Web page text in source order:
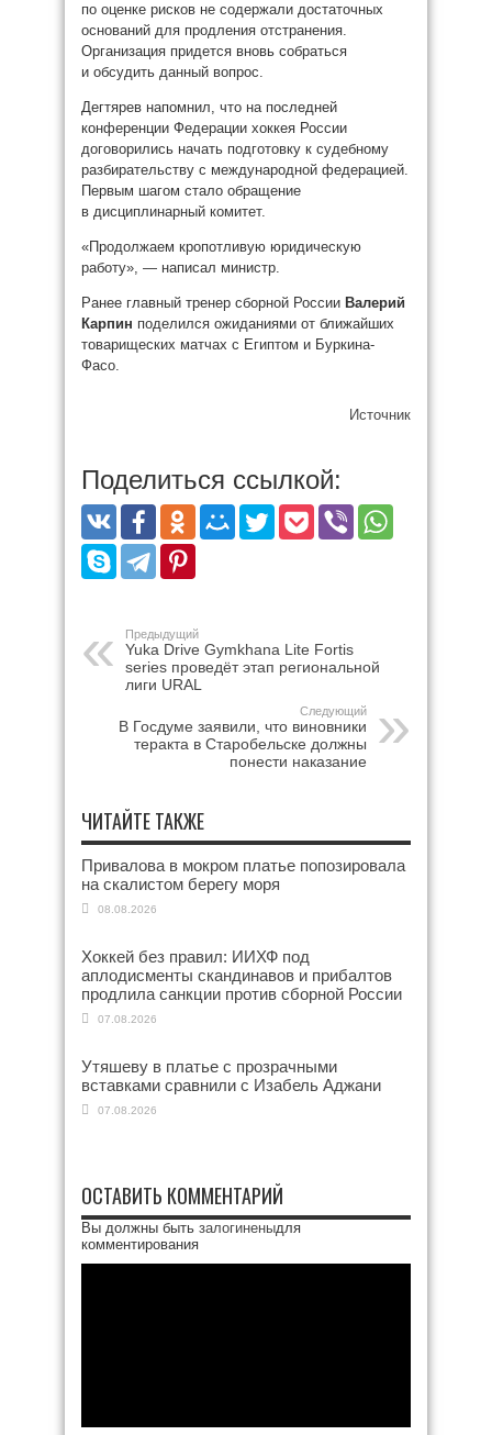
по оценке рисков не содержали достаточных
оснований для продления отстранения.
Организация придется вновь собраться
и обсудить данный вопрос.
Дегтярев напомнил, что на последней
конференции Федерации хоккея России
договорились начать подготовку к судебному
разбирательству с международной федерацией.
Первым шагом стало обращение
в дисциплинарный комитет.
«Продолжаем кропотливую юридическую
работу», — написал министр.
Ранее главный тренер сборной России Валерий
Карпин поделился ожиданиями от ближайших
товарищеских матчах с Египтом и Буркина-
Фасо.
Источник
Поделиться ссылкой:
Предыдущий
Yuka Drive Gymkhana Lite Fortis
series проведёт этап региональной
лиги URAL
Следующий
В Госдуме заявили, что виновники
теракта в Старобельске должны
понести наказание
ЧИТАЙТЕ ТАКЖЕ
Привалова в мокром платье попозировала
на скалистом берегу моря
08.08.2026
Хоккей без правил: ИИХФ под
аплодисменты скандинавов и прибалтов
продлила санкции против сборной России
07.08.2026
Утяшеву в платье с прозрачными
вставками сравнили с Изабель Аджани
07.08.2026
ОСТАВИТЬ КОММЕНТАРИЙ
Вы должны быть залогиненыдля
комментирования